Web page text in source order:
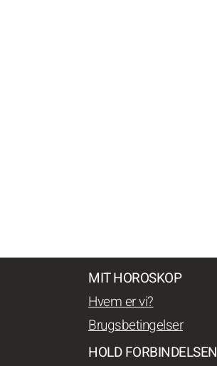
MIT HOROSKOP
Hvem er vi?
Brugsbetingelser
HOLD FORBINDELSEN